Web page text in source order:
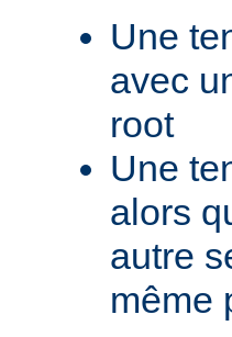
Une
avec
root
Une
alors
autre
même